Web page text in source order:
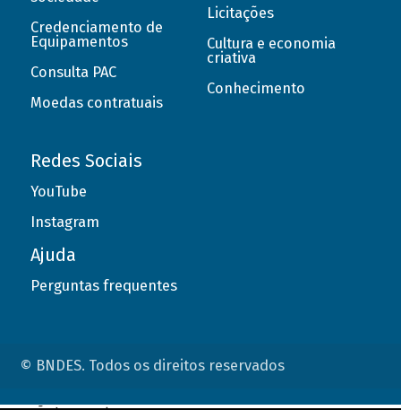
Credenciamento de
Equipamentos
Consulta PAC
Moedas contratuais
Licitações
Cultura e economia
criativa
Conhecimento
Redes Sociais
YouTube
Instagram
Ajuda
Perguntas frequentes
© BNDES. Todos os direitos reservados